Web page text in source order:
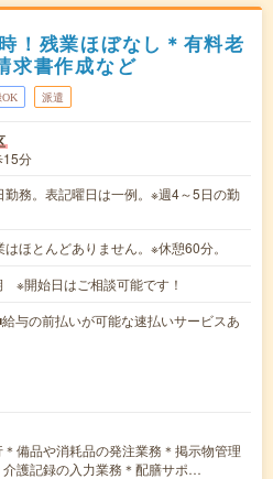
！残業ほぼなし＊有料老
求書作成など
OK 派遣
15分
務。表記曜日は一例。※週4～5日の勤
ほとんどありません。※休憩60分。
※開始日はご相談可能です！
与の前払いが可能な速払いサービスあ
備品や消耗品の発注業務＊掲示物管理
介護記録の入力業務＊配膳サポ…